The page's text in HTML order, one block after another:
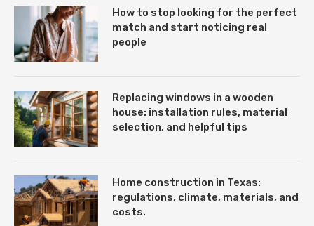
How to stop looking for the perfect
match and start noticing real
people
Replacing windows in a wooden
house: installation rules, material
selection, and helpful tips
Home construction in Texas:
regulations, climate, materials, and
costs.